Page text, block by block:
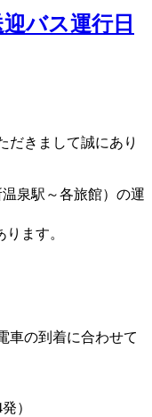
迎バス運行日
だきまして誠にあり
泉駅～各旅館）の運
ます。
車の到着に合わせて
）